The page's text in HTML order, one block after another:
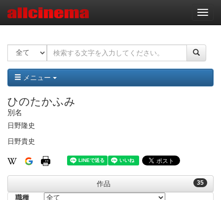
ナ
ビ
ー
ョ
ン
メニュー
ひのたかふみ
別名
日野隆史
日野貴史
35
作品
職種